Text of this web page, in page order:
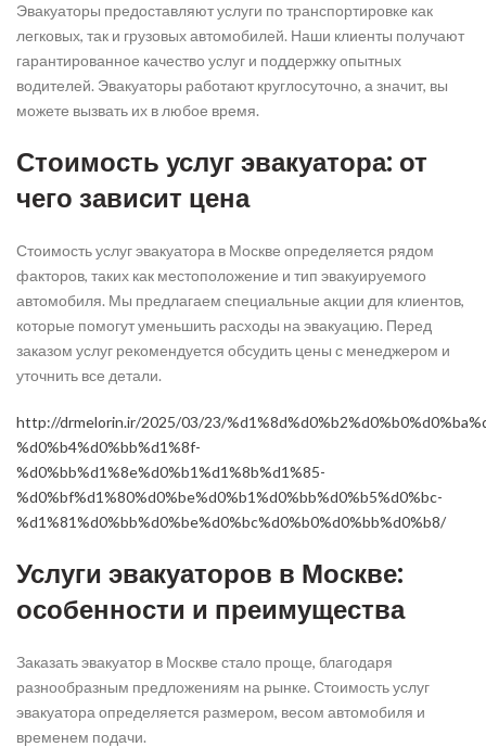
Эвакуаторы предоставляют услуги по транспортировке как
легковых, так и грузовых автомобилей. Наши клиенты получают
гарантированное качество услуг и поддержку опытных
водителей. Эвакуаторы работают круглосуточно, а значит, вы
можете вызвать их в любое время.
Стоимость услуг эвакуатора: от
чего зависит цена
Стоимость услуг эвакуатора в Москве определяется рядом
факторов, таких как местоположение и тип эвакуируемого
автомобиля. Мы предлагаем специальные акции для клиентов,
которые помогут уменьшить расходы на эвакуацию. Перед
заказом услуг рекомендуется обсудить цены с менеджером и
уточнить все детали.
http://drmelorin.ir/2025/03/23/
%d0%b4%d0%bb%d1%8f-
%d0%bb%d1%8e%d0%b1%d1%8b%d1%85-
%d0%bf%d1%80%d0%be%d0%b1%d0%bb%d0%b5%d0%bc-
%d1%81%d0%bb%d0%be%d0%bc%d0%b0%d0%bb%d0%b8/
Услуги эвакуаторов в Москве:
особенности и преимущества
Заказать эвакуатор в Москве стало проще, благодаря
разнообразным предложениям на рынке. Стоимость услуг
эвакуатора определяется размером, весом автомобиля и
временем подачи.